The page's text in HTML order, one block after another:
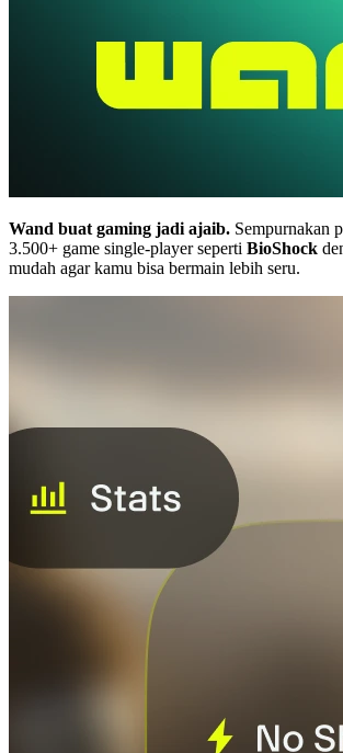
Wand buat gaming jadi ajaib. Sempurnakan
3.500+ game single-player seperti BioShock
mudah agar kamu bisa bermain lebih seru.